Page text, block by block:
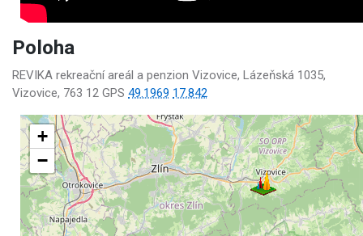
Poloha
REVIKA rekreační areál a penzion Vizovice, Lázeňská 1035,
Vizovice, 763 12 GPS 49.1969 17.842
+
−